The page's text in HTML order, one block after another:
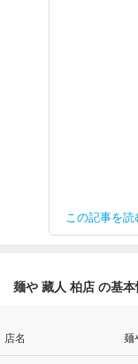
この記事を読
麺や 藏人 柏店 の基本
店名 麺